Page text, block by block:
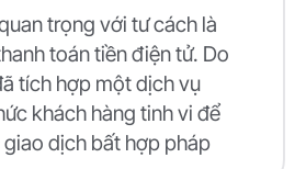
trọng với tư cách là
toán tiền điện tử. Do
tích hợp một dịch vụ
khách hàng tinh vi để
dịch bất hợp pháp